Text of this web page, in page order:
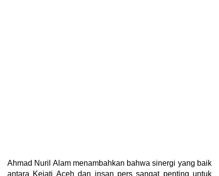
Ahmad Nuril Alam menambahkan bahwa sinergi yang baik
antara Kejati Aceh dan insan pers sangat penting untuk